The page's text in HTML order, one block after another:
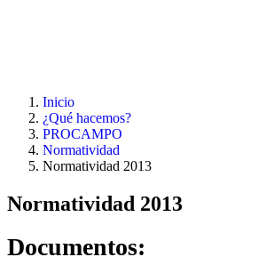
Inicio
¿Qué hacemos?
PROCAMPO
Normatividad
Normatividad 2013
Normatividad 2013
Documentos: